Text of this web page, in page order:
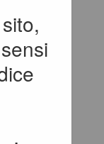
dal
SSO